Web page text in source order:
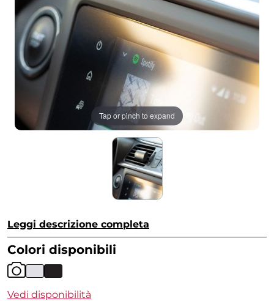
Tap or pinch to expand
Leggi descrizione completa
Colori disponibili
Vedi disponibilità